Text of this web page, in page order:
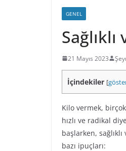
GENEL
21 Mayıs 2023
İçindekiler [
Kilo vermek,
hızlı ve radikal
başlarken,
bazı ipuçları: